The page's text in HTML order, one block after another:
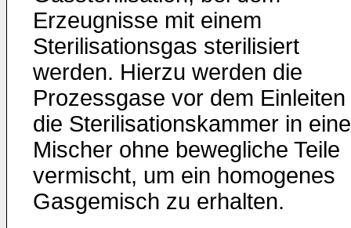
Erzeugnisse mit einem
Sterilisationsgas sterilisiert
werden. Hierzu werden die
Prozessgase vor dem Einleiten
die Sterilisationskammer in
Mischer ohne bewegliche Teile
vermischt, um ein homogenes
Gasgemisch zu erhalten.